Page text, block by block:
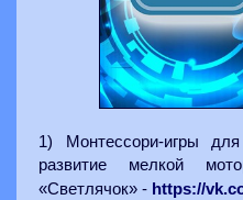
1) Монтессори-игры
развитие мелкой
«Светлячок» - https://